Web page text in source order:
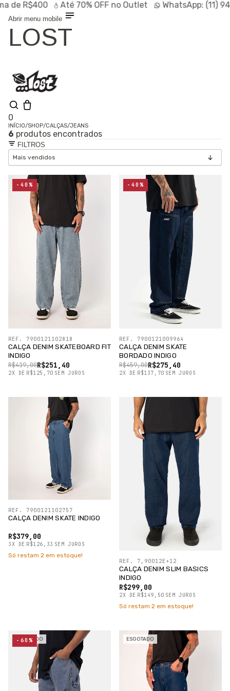
R$400 Até70% OFF no Outlet WhatsApp:(11)
Abrir menu mobile
LOST
0
Shop
Lançamentos
Linhas
Especiais
Outlet SALE
INÍCIO/SHOP/CALÇAS/JEANS
6 produtos encontrados
FILTROS
CALÇA DENIM SKATEBOARD FIT
INDIGO
R$251,40
R$419,00
2X DE R$125,70 SEM JUROS
REF. 7900121102818
-40%
CALÇA DENIM SKATE
BORDADO INDIGO
R$275,40
R$459,00
2X DE R$137,70 SEM JUROS
REF. 7900121009964
-40%
CALÇA DENIM SKATE INDIGO
R$379,00
3X DE R$126,33 SEM JUROS
REF. 7900121102757
Só restam 2 em estoque!
CALÇA DENIM SLIM BASICS
INDIGO
R$299,00
2X DE R$149,50 SEM JUROS
REF. 7,90012E+12
Só restam 2 em estoque!
ESGOTADO
-60% ESGOTADO